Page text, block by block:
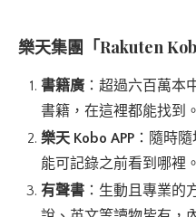
樂天集團「Rakuten
書籍廣 ：超過六百萬本
書籍，在這裡都能找到。
樂天 Kobo APP ：隨時
能可記錄之前看到哪裡。
有聲書 ：生動且專業的